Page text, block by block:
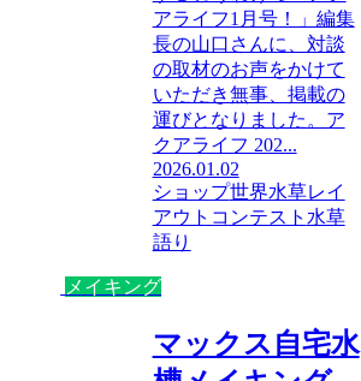
アライフ1月号！」編集
長の山口さんに、対談
の取材のお声をかけて
いただき無事、掲載の
運びとなりました。ア
クアライフ 202...
2026.01.02
ショップ世界水草レイ
アウトコンテスト 水草
語り
メイキング
マックス自宅水